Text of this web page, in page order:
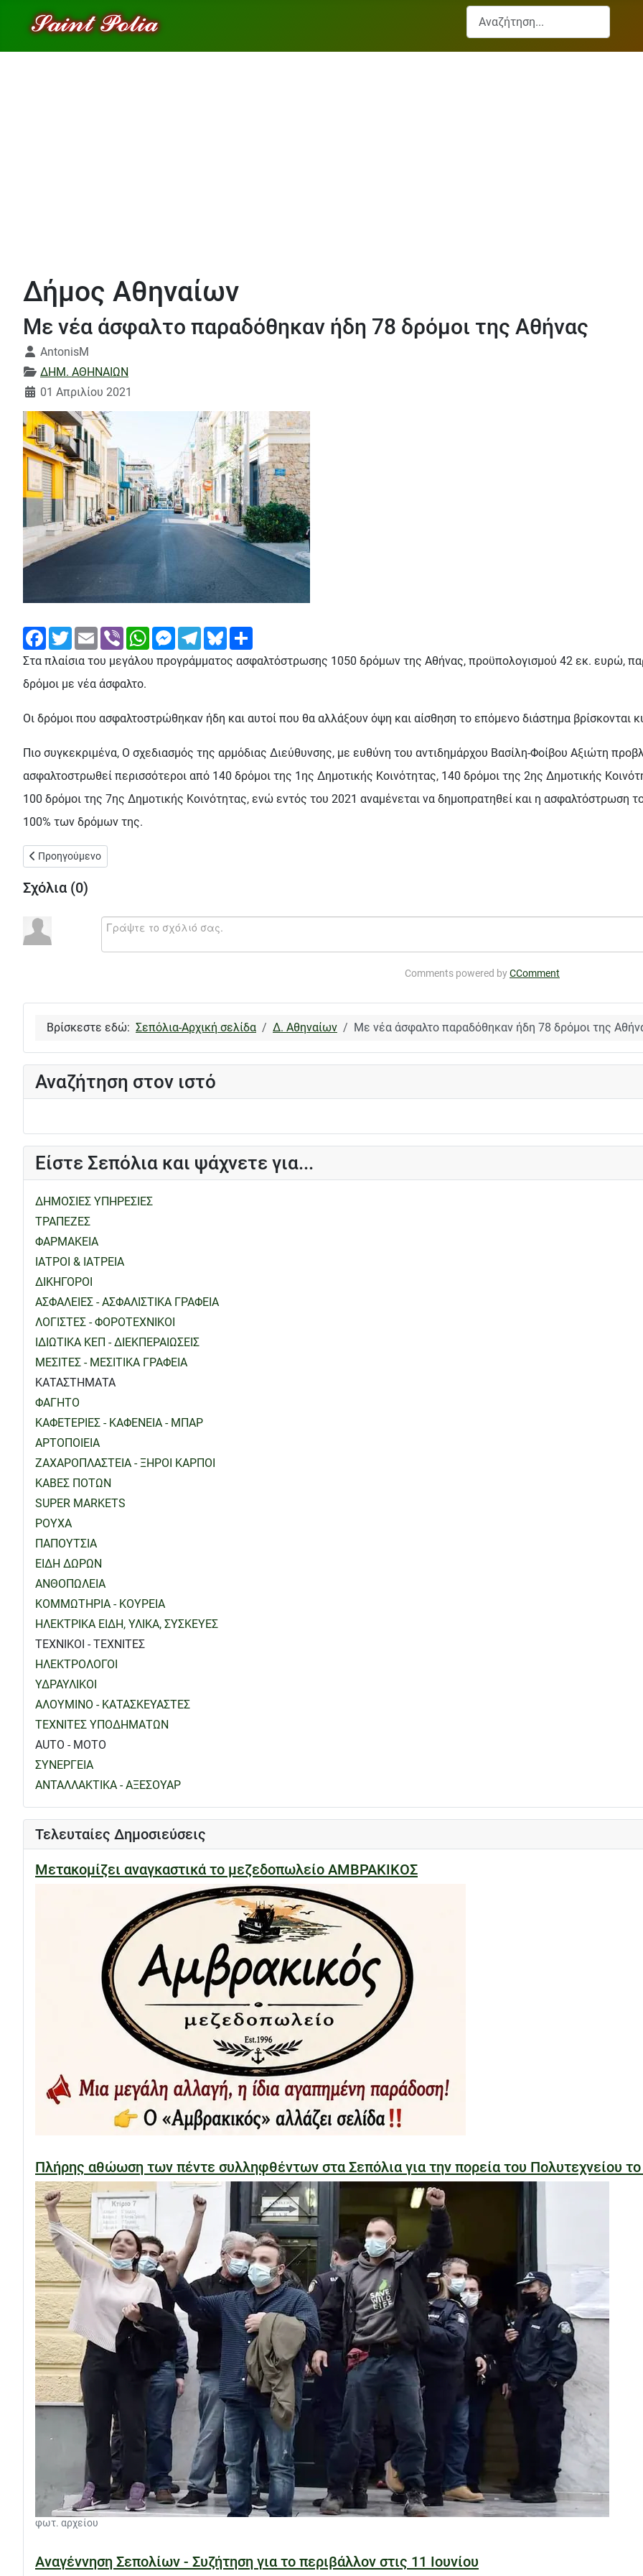
Αναζήτηση...
Αναζήτηση στον ιστό
Είστε Σεπόλια και ψάχνετε για...
ΔΗΜΟΣΙΕΣ ΥΠΗΡΕΣΙΕΣ
ΤΡΑΠΕΖΕΣ
ΦΑΡΜΑΚΕΙΑ
ΙΑΤΡΟΙ & ΙΑΤΡΕΙΑ
ΔΙΚΗΓΟΡΟΙ
ΑΣΦΑΛΕΙΕΣ - ΑΣΦΑΛΙΣΤΙΚΑ ΓΡΑΦΕΙΑ
ΛΟΓΙΣΤΕΣ - ΦΟΡΟΤΕΧΝΙΚΟΙ
ΙΔΙΩΤΙΚΑ ΚΕΠ - ΔΙΕΚΠΕΡΑΙΩΣΕΙΣ
ΜΕΣΙΤΕΣ - ΜΕΣΙΤΙΚΑ ΓΡΑΦΕΙΑ
ΚΑΤΑΣΤΗΜΑΤΑ
ΦΑΓΗΤΟ
ΚΑΦΕΤΕΡΙΕΣ - ΚΑΦΕΝΕΙΑ - ΜΠΑΡ
ΑΡΤΟΠΟΙΕΙΑ
ΖΑΧΑΡΟΠΛΑΣΤΕΙΑ - ΞΗΡΟΙ ΚΑΡΠΟΙ
ΚΑΒΕΣ ΠΟΤΩΝ
SUPER MARKETS
ΡΟΥΧΑ
ΠΑΠΟΥΤΣΙΑ
ΕΙΔΗ ΔΩΡΩΝ
ΑΝΘΟΠΩΛΕΙΑ
ΚΟΜΜΩΤΗΡΙΑ - ΚΟΥΡΕΙΑ
ΗΛΕΚΤΡΙΚΑ ΕΙΔΗ, ΥΛΙΚΑ, ΣΥΣΚΕΥΕΣ
ΤΕΧΝΙΚΟΙ - ΤΕΧΝΙΤΕΣ
ΗΛΕΚΤΡΟΛΟΓΟΙ
ΥΔΡΑΥΛΙΚΟΙ
ΑΛΟΥΜΙΝΟ - ΚΑΤΑΣΚΕΥΑΣΤΕΣ
ΤΕΧΝΙΤΕΣ ΥΠΟΔΗΜΑΤΩΝ
AUTO - MOTO
ΣΥΝΕΡΓΕΙΑ
ΑΝΤΑΛΛΑΚΤΙΚΑ - ΑΞΕΣΟΥΑΡ
Τελευταίες Δημοσιεύσεις
Μετακομίζει αναγκαστικά το μεζεδοπωλείο ΑΜΒΡΑΚΙΚΟΣ
Πλήρης αθώωση των πέντε συλληφθέντων στα Σεπόλια για την πορεία του Πολυτεχνείου
φωτ. αρχείου
Αναγέννηση Σεπολίων - Συζήτηση για το περιβάλλον στις 11 Ιουνίου
Δήμος Αθηναίων
Με νέα άσφαλτο παραδόθηκαν ήδη 78 δρόμοι της Αθήνας
Λεπτομέρειες
AntonisM
ΔΗΜ. ΑΘΗΝΑΙΩΝ
01 Απριλίου 2021
FacebookTwitterEmail Viber WhatsAppMessengerTelegramBluesky
Στα πλαίσια του μεγάλου προγράμματος ασφαλτόστρωσης 1050 δρόμων της Αθήνας, προϋπολογισμού 42 εκ. ευρώ,
δρόμοι με νέα άσφαλτο.
Οι δρόμοι που ασφαλτοστρώθηκαν ήδη και αυτοί που θα αλλάξουν όψη και αίσθηση το επόμενο διάστημα βρίσκονται
Πιο συγκεκριμένα, Ο σχεδιασμός της αρμόδιας Διεύθυνσης, με ευθύνη του αντιδημάρχου Βασίλη-Φοίβου Αξιώτη
ασφαλτοστρωθεί περισσότεροι από 140 δρόμοι της 1ης Δημοτικής Κοινότητας, 140 δρόμοι της 2ης Δημοτικής
100 δρόμοι της 7ης Δημοτικής Κοινότητας, ενώ εντός του 2021 αναμένεται να δημοπρατηθεί και η ασφαλτόστρωση
100% των δρόμων της.
Προηγούμενο άρθρο: Στον Βοτανικό θα λειτουργήσει σύντομα το πρώτο καταφύγιο αδέσποτων ζώων του Δήμου Αθηναίων
Προηγούμενο
Σχόλια (0)
Comments powered byCComment
Βρίσκεστε εδώ: Σεπόλια-Αρχική σελίδα Δ. Αθηναίων Με νέα άσφαλτο παραδόθηκαν ήδη 78 δρόμοι της